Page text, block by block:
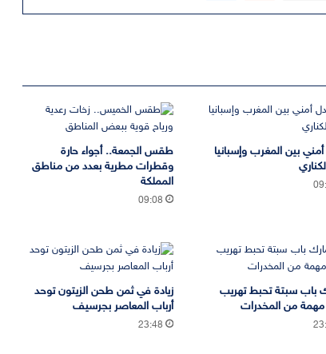
أمني بين المغرب وإسبانيا
طقس الجمعة.. أجواء حارة
وقطرات مطرية بعدد من مناطق
المملكة
09:08
باب سبتة تحبط تهريب
من المخدرات
زيادة في ثمن طحن الزيتون توحد
أرباب المعاصر بجرسيف
23:48